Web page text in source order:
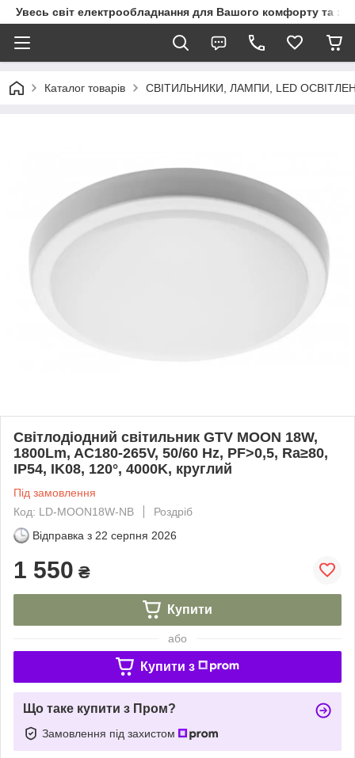
Увесь світ електрообладнання для Вашого комфорту та
Каталог товарів СВІТИЛЬНИКИ, ЛАМПИ, LED
Світлодіодний світильник GTV MOON 18W,
1800Lm, AC180-265V, 50/60 Hz, PF>0,5, Ra≥80,
IP54, IK08, 120°, 4000K, круглий
Під замовлення
Код: LD-MOON18W-NB
Роздріб
Відправка з 22 серпня 2026
1 550 ₴
Купити
або
Купити з
Що таке купити з Пром?
Замовлення під захистом